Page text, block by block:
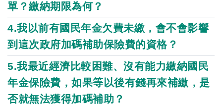
單？繳納期限為何？
4.我以前有國民年金欠費未繳，會不會影響
到這次政府加碼補助保險費的資格？
5.我最近經濟比較困難、沒有能力繳納國民
年金保險費，如果等以後有錢再來補繳，是
否就無法獲得加碼補助？